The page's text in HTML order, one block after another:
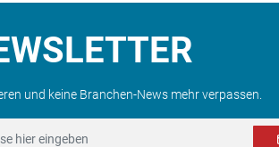
und keine Branchen-News mehr verpassen.